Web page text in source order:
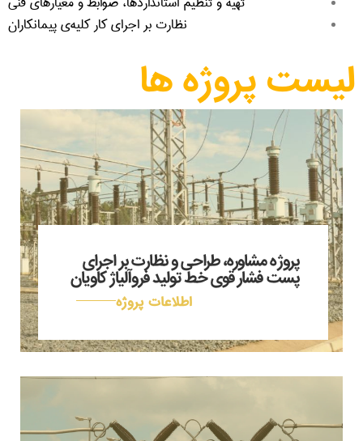
نظارت بر اجرای کار کلیه‌ی پیمانکاران
لیست پروژه ها
پروژه مشاوره، طراحی و نظارت بر اجرای
پست فشار قوی خط تولید فروآلیاژ کاویان
اطلاعات پروژه